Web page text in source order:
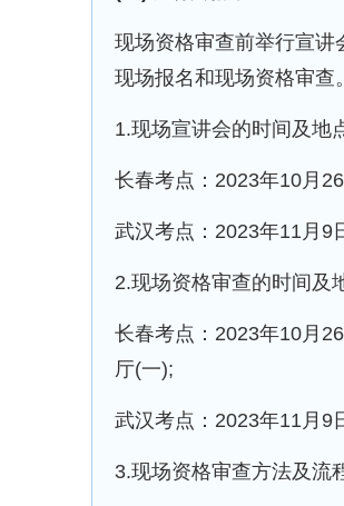
现场资格审查前举行宣讲
现场报名和现场资格审查。
1.现场宣讲会的时间及地
长春考点：2023年10月
武汉考点：2023年11月9
2.现场资格审查的时间及
长春考点：2023年10月
厅(一);
武汉考点：2023年11月9
3.现场资格审查方法及流